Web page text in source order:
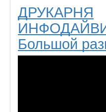
ДРУКАРНЯ
Большой